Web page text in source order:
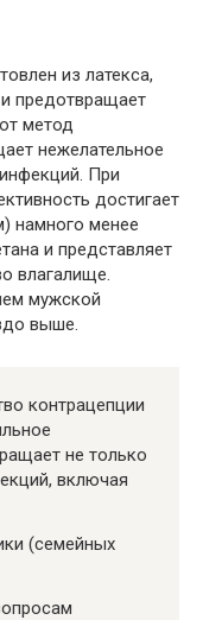
из латекса,
предотвращает
метод
нежелательное
При
достигает
намного менее
и представляет
влагалище.
мужской
выше.
контрацепции
не только
включая
(семейных